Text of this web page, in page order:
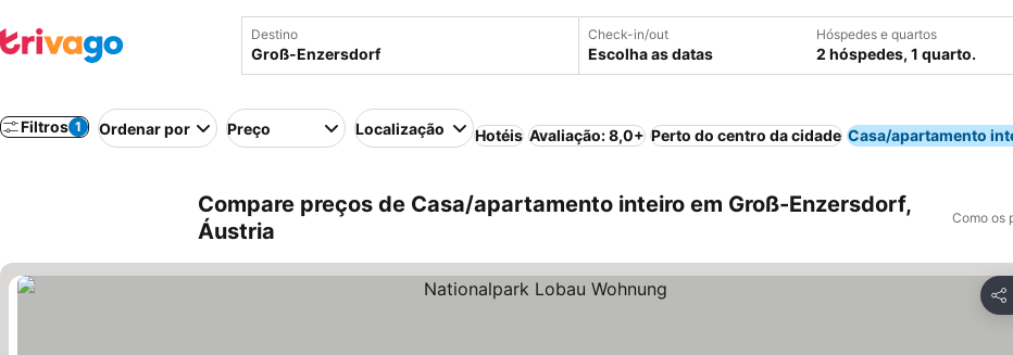
Destino Check-in/out
Escolha as datas
Hóspedes e quartos
2 hóspedes, 1 quarto.
Filtros 1 Ordenar por Preço Localização Hotéis Avaliação: 8,0+ Perto do centro da cidade Casa/apartamento
Compare preços de Casa/apartamento inteiro em Groß-Enzersdorf,
Áustria
Como os